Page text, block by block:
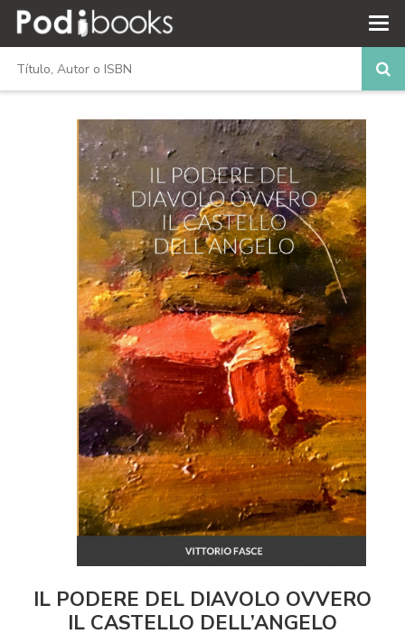
IL PODERE DEL DIAVOLO OVVERO
IL CASTELLO DELL’ANGELO